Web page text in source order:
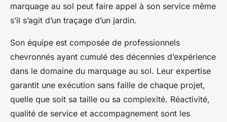
marquage au sol peut faire appel à son service même
s’il s’agit d’un traçage d’un jardin.
Son équipe est composée de professionnels
chevronnés ayant cumulé des décennies d’expérience
dans le domaine du marquage au sol. Leur expertise
garantit une exécution sans faille de chaque projet,
quelle que soit sa taille ou sa complexité. Réactivité,
qualité de service et accompagnement sont les